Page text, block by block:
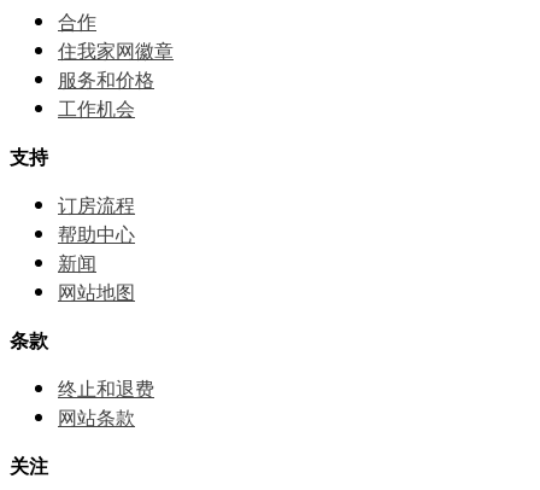
合作
住我家网徽章
服务和价格
⼯作机会
支持
订房流程
帮助中⼼
新闻
网站地图
条款
终止和退费
网站条款
关注